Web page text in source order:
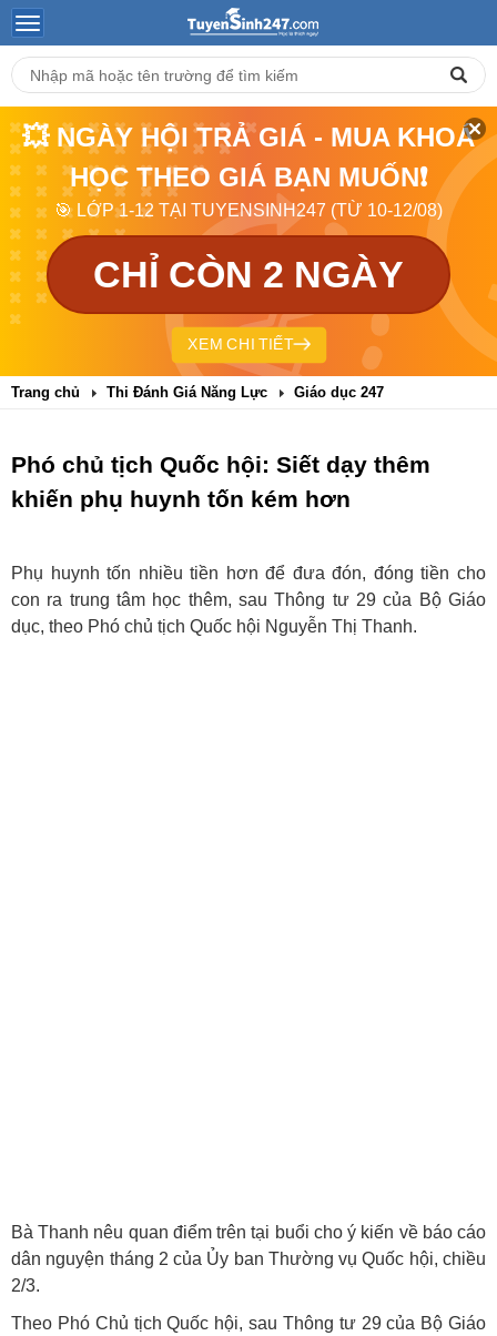
💥 NGÀY HỘI TRẢ GIÁ - MUA KHOÁ
HỌC THEO GIÁ BẠN MUỐN❗
🎯 LỚP 1-12 TẠI TUYENSINH247 (TỪ 10-12/08)
CHỈ CÒN 2 NGÀY
XEM CHI TIẾT
Trang chủ Thi Đánh Giá Năng Lực Giáo dục 247
Phó chủ tịch Quốc hội: Siết dạy thêm
khiến phụ huynh tốn kém hơn
Phụ huynh tốn nhiều tiền hơn để đưa đón, đóng tiền cho
con ra trung tâm học thêm, sau Thông tư 29 của Bộ Giáo
dục, theo Phó chủ tịch Quốc hội Nguyễn Thị Thanh.
Bà Thanh nêu quan điểm trên tại buổi cho ý kiến về báo cáo
dân nguyện tháng 2 của Ủy ban Thường vụ Quốc hội, chiều
2/3.
Theo Phó Chủ tịch Quốc hội, sau Thông tư 29 của Bộ Giáo